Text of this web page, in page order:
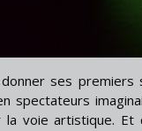
ses
spectateurs
voie artistique. Et